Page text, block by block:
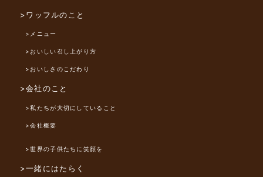
>ワッフルのこと
>メニュー
>おいしい召し上がり方
>おいしさのこだわり
>会社のこと
>私たちが大切にしていること
>会社概要
>世界の子供たちに笑顔を
>一緒にはたらく